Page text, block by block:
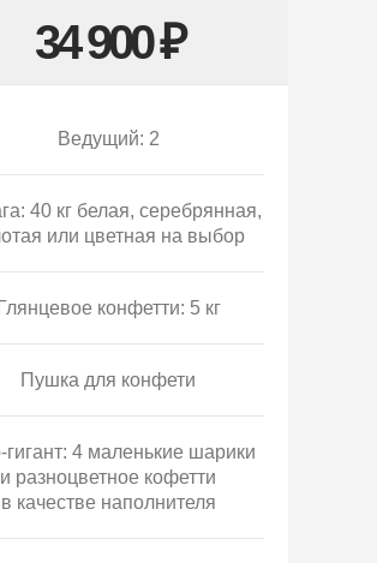
34 900 ₽
Ведущий: 2
40 кг белая, серебрянная,
или цветная на выбор
Глянцевое конфетти: 5 кг
Пушка для конфети
4 маленькие шарики
и разноцветное кофетти
в качестве наполнителя